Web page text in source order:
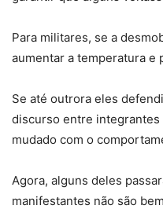
Para militares, se a
aumentar a temperatura e
Se até outrora eles
discurso entre integrantes
mudado com o
Agora, alguns deles
manifestantes não são